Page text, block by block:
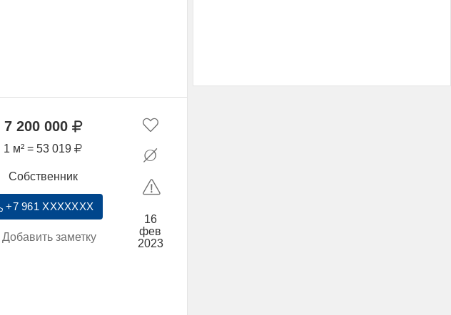
7 200 000
1 м² = 53 019
Собственник
+7 961 XXXXXXX
Добавить заметку
16
фев
2023